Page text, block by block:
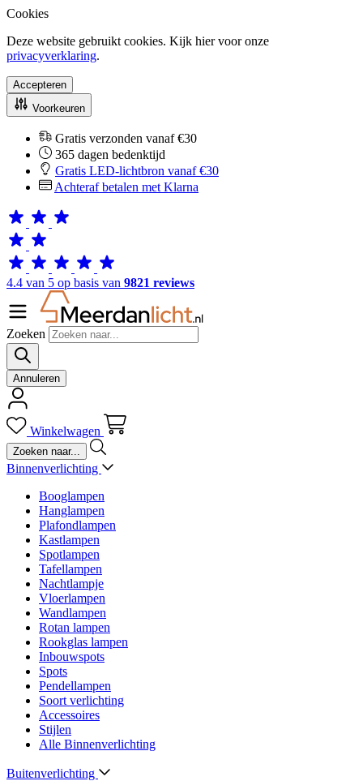
Cookies
Deze website gebruikt cookies. Kijk hier voor onze
privacyverklaring.
Accepteren
Voorkeuren
Gratis verzonden vanaf €30
365 dagen bedenktijd
Gratis LED-lichtbron vanaf €30
Achteraf betalen met Klarna
4.4 van 5 op basis van 9821 reviews
Zoeken
Annuleren
Winkelwagen
Binnenverlichting
Booglampen
Hanglampen
Plafondlampen
Kastlampen
Spotlampen
Tafellampen
Nachtlampje
Vloerlampen
Wandlampen
Rotan lampen
Rookglas lampen
Inbouwspots
Spots
Pendellampen
Soort verlichting
Accessoires
Stijlen
Alle Binnenverlichting
Buitenverlichting